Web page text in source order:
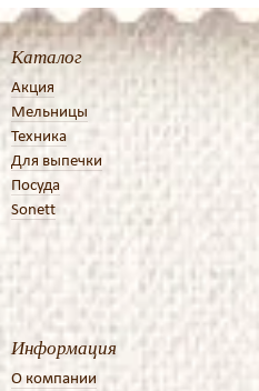
Каталог
Акция
Мельницы
Техника
Для выпечки
Посуда
Sonett
Информация
О компании